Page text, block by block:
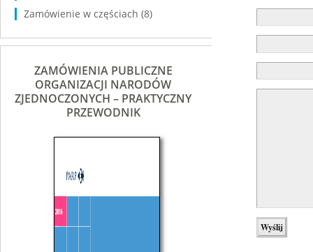
Zamówienie w częściach (8)
ZAMÓWIENIA PUBLICZNE
ORGANIZACJI NARODÓW
ZJEDNOCZONYCH – PRAKTYCZNY
PRZEWODNIK